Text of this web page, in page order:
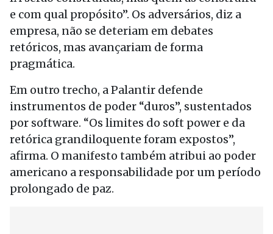
e com qual propósito”. Os adversários, diz a
empresa, não se deteriam em debates
retóricos, mas avançariam de forma
pragmática.
Em outro trecho, a Palantir defende
instrumentos de poder “duros”, sustentados
por software. “Os limites do soft power e da
retórica grandiloquente foram expostos”,
afirma. O manifesto também atribui ao poder
americano a responsabilidade por um período
prolongado de paz.